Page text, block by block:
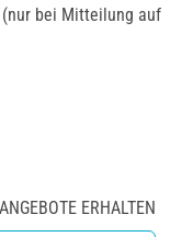
bei Mitteilung auf
ERHALTEN